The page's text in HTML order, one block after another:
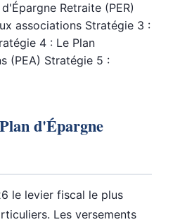
Retraite (PER)
associations Stratégie 3 :
4 : Le Plan
(PEA) Stratégie 5 :
d'Épargne
le levier fiscal le plus
Les versements